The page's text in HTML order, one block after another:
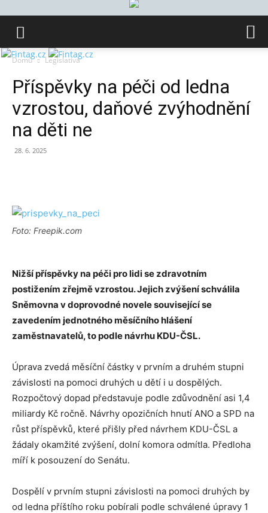
Domů Legislativa
Příspěvky na péči od ledna
vzrostou, daňové zvýhodnění
na děti ne
28. 6. 2025
Foto: Freepik.com
Nižší příspěvky na péči pro lidi se zdravotním
postižením zřejmě vzrostou. Jejich zvýšení schválila
Sněmovna v doprovodné novele související se
zavedením jednotného měsíčního hlášení
zaměstnavatelů, to podle návrhu KDU-ČSL.
Úprava zvedá měsíční částky v prvním a druhém stupni
závislosti na pomoci druhých u dětí i u dospělých.
Rozpočtový dopad představuje podle zdůvodnění asi 1,4
miliardy Kč ročně. Návrhy opozičních hnutí ANO a SPD na
růst příspěvků, které přišly před návrhem KDU-ČSL a
žádaly okamžité zvýšení, dolní komora odmítla. Předloha
míří k posouzení do Senátu.
Dospělí v prvním stupni závislosti na pomoci druhých by
od ledna příštího roku pobírali podle schválené úpravy 1